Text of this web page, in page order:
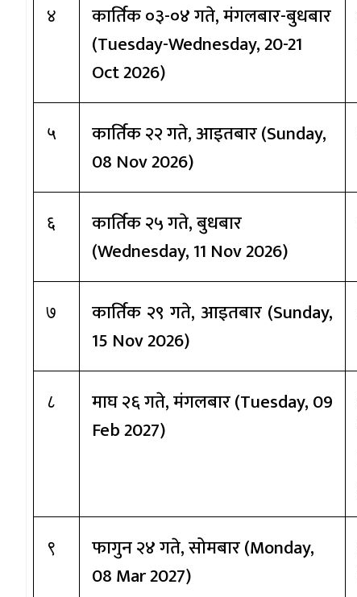
४ कार्तिक ०३-०४ गते, मंगलबार-बुधबार
(Tuesday-Wednesday,20-21
Oct 2026)
५ कार्तिक २२ गते, आइतबार (Sunday,
08 Nov 2026)
६ कार्तिक २५ गते, बुधबार
(Wednesday,11 Nov 2026)
७ कार्तिक २९ गते, आइतबार (Sunday,
15 Nov 2026)
८ माघ २६ गते, मंगलबार (Tuesday,09
Feb 2027)
९ फागुन २४ गते, सोमबार (Monday,
08 Mar 2027)